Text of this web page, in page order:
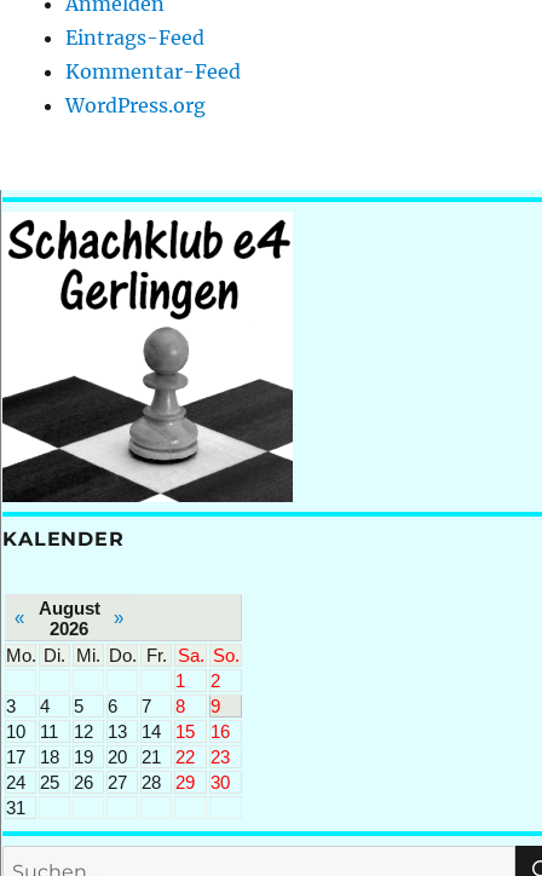
Eintrags-Feed
Kommentar-Feed
WordPress.org
KALENDER
«
August
2026
»
Mo. Di. Mi. Do. Fr. Sa. So.
1
2
3
4 5 6 7 8
9
10
11 12 13 14 15
16
17
18 19 20 21 22
23
24
25 26 27 28 29
30
31
Suchen